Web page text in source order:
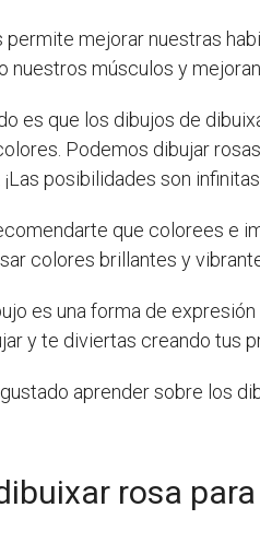
permite mejorar nuestras
nuestros músculos y
es que los dibujos de
Podemos dibujar
posibilidades son
que colorees e
colores brillantes y
es una forma de
y te diviertas creando tus
aprender sobre los
rosa